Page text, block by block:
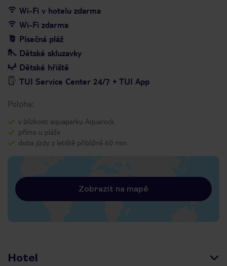
Wi-Fi v hotelu zdarma
Wi-Fi zdarma
Písečná pláž
Dětské skluzavky
Dětské hřiště
TUI Service Center 24/7 + TUI App
Poloha:
v blízkosti aquaparku Aquarock
přímo u pláže
doba jízdy z letiště přibližně 60 min.
Zobrazit na mapě
Hotel